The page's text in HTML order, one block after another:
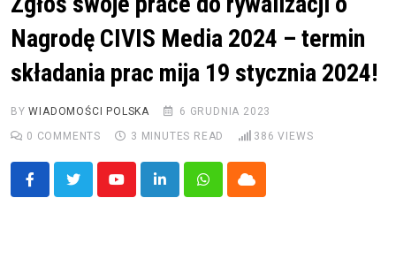
Nagrodę CIVIS Media 2024 – termin
składania prac mija 19 stycznia 2024!
BYWIADOMOŚCI POLSKA
6 GRUDNIA 2023
0 COMMENTS 3 MINUTES READ 386 VIEWS
YoutubeLinkedInWhatsappCloud